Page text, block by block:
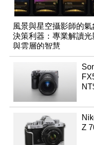
風景與星空攝影師的氣
決策利器：專業解讀光
與雲層的智慧
App「Atmos」登場
Z